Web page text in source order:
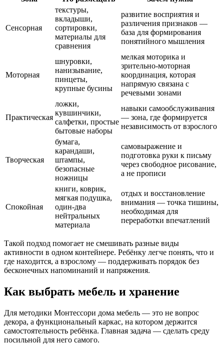
Сенсорная
текстуры,
вкладыши,
сортировки,
материалы для
сравнения
развитие восприятия и
различения признаков —
база для формирования
понятийного мышления
Моторная
шнуровки,
нанизывание,
пинцеты,
крупные бусины
мелкая моторика и
зрительно-моторная
координация, которая
напрямую связана с
речевыми зонами
Практическая
ложки,
кувшинчики,
салфетки, простые
бытовые наборы
навыки самообслуживания
— зона, где формируется
независимость от взрослого
Творческая
бумага,
карандаши,
штампы,
безопасные
ножницы
самовыражение и
подготовка руки к письму
через свободное рисование,
а не прописи
Спокойная
книги, коврик,
мягкая подушка,
один-два
нейтральных
материала
отдых и восстановление
внимания — точка тишины,
необходимая для
переработки впечатлений
Такой подход помогает не смешивать разные виды
активности в одном контейнере. Ребёнку легче понять, что и
где находится, а взрослому — поддерживать порядок без
бесконечных напоминаний и напряжения.
Как выбрать мебель и хранение
Для методики Монтессори дома мебель — это не вопрос
декора, а функциональный каркас, на котором держится
самостоятельность ребёнка. Главная задача — сделать среду
посильной для него самого.